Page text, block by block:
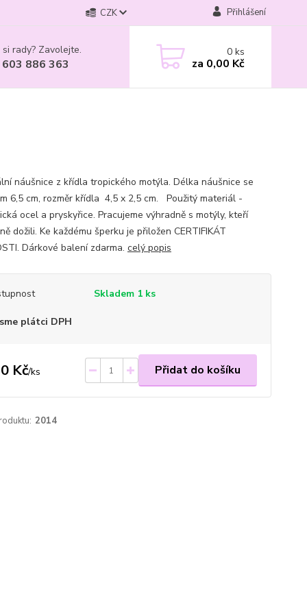
CZK Přihlášení
rady? Zavolejte.
886 363
0ks
za 0,00 Kč
náušnice z křídla tropického motýla. Délka náušnice se
6,5 cm, rozměr křídla 4,5 x 2,5 cm. Použitý materiál -
ocel a pryskyřice. Pracujeme výhradně s motýly, kteří
dožili. Ke každému šperku je přiložen CERTIFIKÁT
Dárkové balení zdarma. celý popis
Skladem 1 ks
plátci DPH
Kč/ks Přidat do košíku
2014